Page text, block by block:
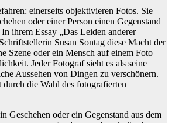
einerseits objektivieren Fotos. Sie
oder einer Person einen Gegenstand
ihrem Essay „Das Leiden anderer
Susan Sontag diese Macht der
Szene oder ein Mensch auf einem Foto
Jeder Fotograf sieht es als seine
Aussehen von Dingen zu verschönern.
durch die Wahl des fotografierten
Geschehen oder ein Gegenstand aus dem